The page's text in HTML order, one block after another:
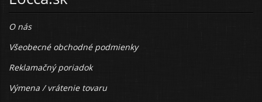
O nás
Všeobecné obchodné podmienky
Reklamačný poriadok
Výmena / vrátenie tovaru